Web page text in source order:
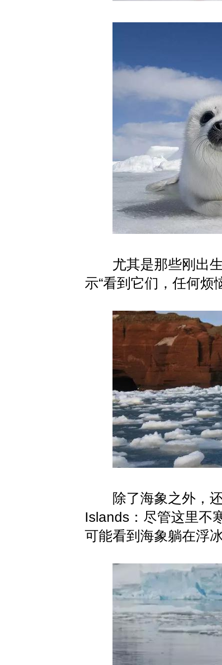
尤其是那些刚出生
示“看到它们，任何烦
除了海象之外，还
Islands：尽管这里不
可能看到海象躺在浮